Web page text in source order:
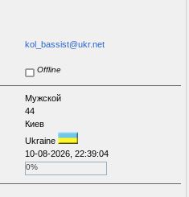
kol_bassist@ukr.net
Offline
Мужской
44
Киев
Ukraine
10-08-2026, 22:39:04
0%